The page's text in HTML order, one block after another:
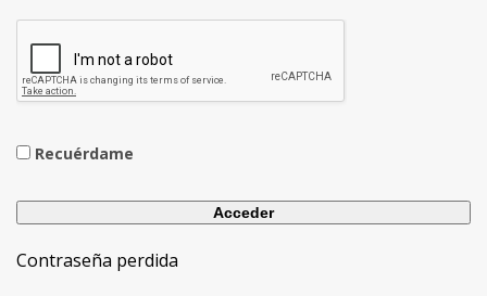
Recuérdame
Contraseña perdida